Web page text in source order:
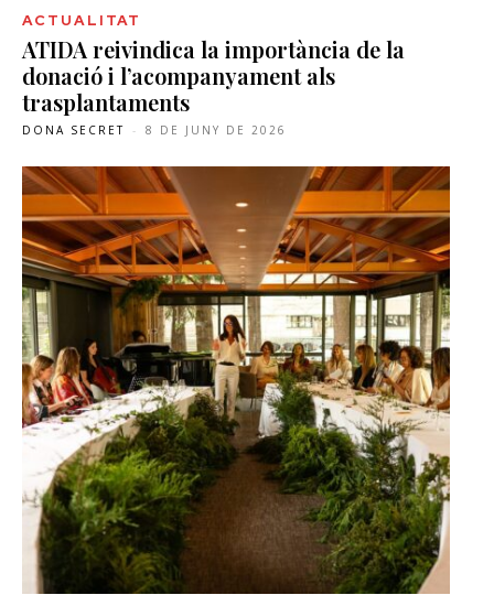
ACTUALITAT
ATIDA reivindica la importància de la
donació i l’acompanyament als
trasplantaments
DONA SECRET - 8 DE JUNY DE 2026